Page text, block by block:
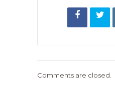
Comments are closed.